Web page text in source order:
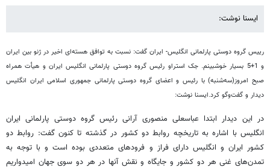
ایسنا نوشت:
رییس گروه دوستی پارلمانی انگلیس- ایران گفت: نسبت به توافق هسته‌ای اخیر در ژنو بین ایران
و 1+5 بسیار خوشبینم. جک استراو رئیس گروه دوستی پارلمانی انگلیس ایران و هیأت همراه
صبح امروز(سه‌شنبه) با رئیس و اعضای گروه دوستی پارلمانی جمهوری اسلامی ایران انگلیس
دیدار و گفت‌وگو کرد.ایسنا نوشت:
در این دیدار ابتدا عباسعلی منصوری آرانی رئیس گروه دوستی پارلمانی ایران
انگلیس با اشاره به تاریخچه روابط دو کشور در گذشته تا کنون گفت: روابط دو
کشور ایران و انگلیس دارای فراز و فرودهای متعددی بوده است و با توجه به
تمدن‌های غنی هر دو کشور و جایگاه و نقش آنها در هر دو سوی جهان امیدواریم